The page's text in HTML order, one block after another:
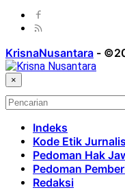
KrisnaNusantara -
×
Indeks
Kode Etik
Pedoman Hak
Pedoman
Redaksi